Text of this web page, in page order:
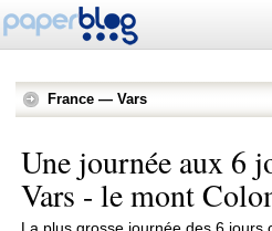
France — Vars
Une journée aux 6
Vars - le mont